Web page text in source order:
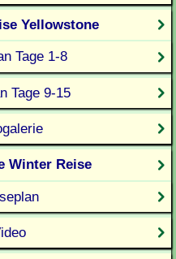
Yellowstone
Tage 1-8
Tage 9-15
Winter Reise